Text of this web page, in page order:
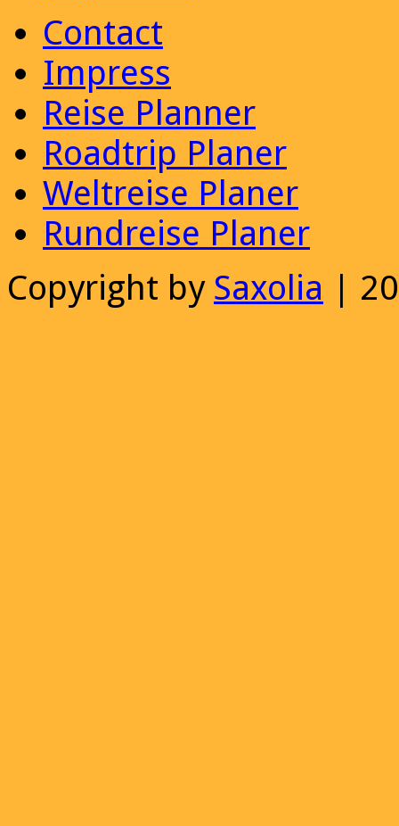
Contact
Impress
Reise Planner
Roadtrip Planer
Weltreise Planer
Rundreise Planer
Copyright by Saxolia |